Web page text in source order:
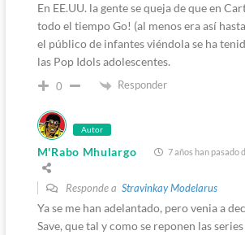
En EE.UU. la gente se queja de que en
todo el tiempo Go! (al menos era así
el público de infantes viéndola se ha
las Pop Idols adolescentes.
0 Responder
Autor
M'Rabo Mhulargo 7 años han pasado
Responde a Stravinkay Modelarus
Ya se me han adelantado, pero venia a
Save, que tal y como se reponen las